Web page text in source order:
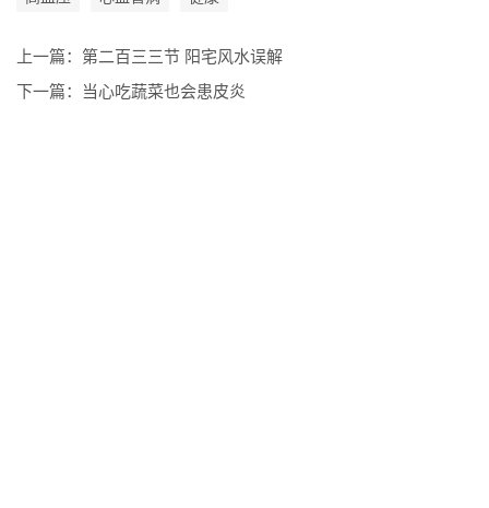
上一篇： 第二百三三节 阳宅风水误解
下一篇：
当心吃蔬菜也会患皮炎